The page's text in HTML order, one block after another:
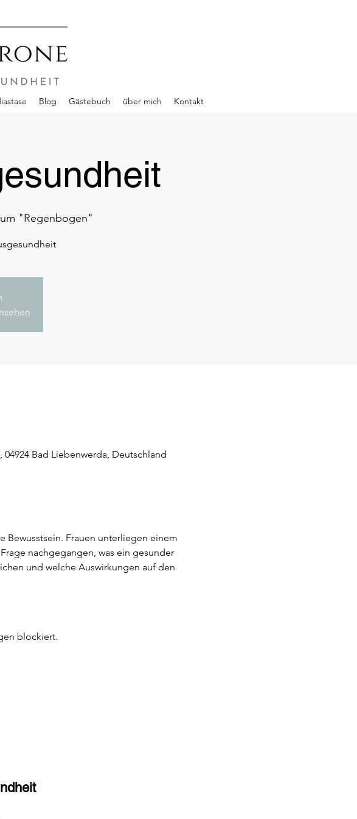
Blog Gästebuch über mich Kontakt
"Regenbogen"
Bad Liebenwerda, Deutschland
Bewusstsein. Frauen unterliegen einem
nachgegangen, was ein gesunder
und welche Auswirkungen auf den
blockiert.